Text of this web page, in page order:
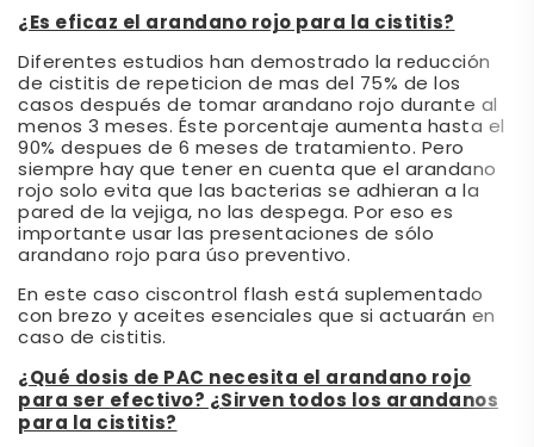
¿Es eficaz el arandano rojo para la cistitis?
Diferentes estudios han demostrado la reducción
de cistitis de repeticion de mas del 75% de los
casos después de tomar arandano rojo durante al
menos 3 meses. Éste porcentaje aumenta hasta el
90% despues de 6 meses de tratamiento. Pero
siempre hay que tener en cuenta que el arandano
rojo solo evita que las bacterias se adhieran a la
pared de la vejiga, no las despega. Por eso es
importante usar las presentaciones de sólo
arandano rojo para úso preventivo.
En este caso ciscontrol flash está suplementado
con brezo y aceites esenciales que si actuarán en
caso de cistitis.
¿Qué dosis de PAC necesita el arandano rojo
para ser efectivo? ¿Sirven todos los arandanos
para la cistitis?